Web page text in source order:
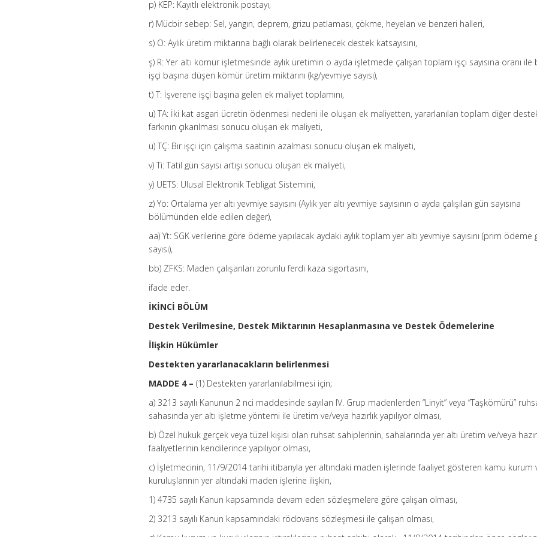
p) KEP: Kayıtlı elektronik postayı,
r) Mücbir sebep: Sel, yangın, deprem, grizu patlaması, çökme, heyelan ve benzeri halleri,
s) O: Aylık üretim miktarına bağlı olarak belirlenecek destek katsayısını,
ş) R: Yer altı kömür işletmesinde aylık üretimin o ayda işletmede çalışan toplam işçi sayısına oranı ile
işçi başına düşen kömür üretim miktarını (kg/yevmiye sayısı),
t) T: İşverene işçi başına gelen ek maliyet toplamını,
u) TA: İki kat asgari ücretin ödenmesi nedeni ile oluşan ek maliyetten, yararlanılan toplam diğer
farkının çıkarılması sonucu oluşan ek maliyeti,
ü) TÇ: Bir işçi için çalışma saatinin azalması sonucu oluşan ek maliyeti,
v) Ti: Tatil gün sayısı artışı sonucu oluşan ek maliyeti,
y) UETS: Ulusal Elektronik Tebligat Sistemini,
z) Yo: Ortalama yer altı yevmiye sayısını (Aylık yer altı yevmiye sayısının o ayda çalışılan gün sayısına
bölümünden elde edilen değer),
aa) Yt: SGK verilerine göre ödeme yapılacak aydaki aylık toplam yer altı yevmiye sayısını (prim ödeme
sayısı),
bb) ZFKS: Maden çalışanları zorunlu ferdi kaza sigortasını,
ifade eder.
İKİNCİ BÖLÜM
Destek Verilmesine, Destek Miktarının Hesaplanmasına ve Destek Ödemelerine
İlişkin Hükümler
Destekten yararlanacakların belirlenmesi
MADDE 4 – (1) Destekten yararlanılabilmesi için;
a) 3213 sayılı Kanunun 2 nci maddesinde sayılan IV. Grup madenlerden “Linyit” veya “Taşkömürü”
sahasında yer altı işletme yöntemi ile üretim ve/veya hazırlık yapılıyor olması,
b) Özel hukuk gerçek veya tüzel kişisi olan ruhsat sahiplerinin, sahalarında yer altı üretim ve/veya
faaliyetlerinin kendilerince yapılıyor olması,
c) İşletmecinin, 11/9/2014 tarihi itibarıyla yer altındaki maden işlerinde faaliyet gösteren kamu kurum
kuruluşlarının yer altındaki maden işlerine ilişkin,
1) 4735 sayılı Kanun kapsamında devam eden sözleşmelere göre çalışan olması,
2) 3213 sayılı Kanun kapsamındaki rödovans sözleşmesi ile çalışan olması,